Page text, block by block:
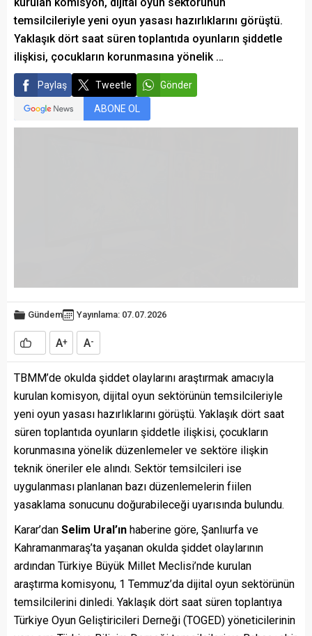
temsilcileriyle yeni oyun yasası hazırlıklarını görüştü.
Yaklaşık dört saat süren toplantıda oyunların şiddetle
ilişkisi, çocukların korunmasına yönelik …
Paylaş Tweetle Gönder
ABONE OL
Gündem Yayınlama: 07.07.2026
A+ A-
TBMM’de okulda şiddet olaylarını araştırmak amacıyla
kurulan komisyon, dijital oyun sektörünün temsilcileriyle
yeni oyun yasası hazırlıklarını görüştü. Yaklaşık dört saat
süren toplantıda oyunların şiddetle ilişkisi, çocukların
korunmasına yönelik düzenlemeler ve sektöre ilişkin
teknik öneriler ele alındı. Sektör temsilcileri ise
uygulanması planlanan bazı düzenlemelerin fiilen
yasaklama sonucunu doğurabileceği uyarısında bulundu.
Karar’dan Selim Ural’ın haberine göre, Şanlıurfa ve
Kahramanmaraş’ta yaşanan okulda şiddet olaylarının
ardından Türkiye Büyük Millet Meclisi’nde kurulan
araştırma komisyonu, 1 Temmuz’da dijital oyun sektörünün
temsilcilerini dinledi. Yaklaşık dört saat süren toplantıya
Türkiye Oyun Geliştiricileri Derneği (TOGED) yöneticilerinin